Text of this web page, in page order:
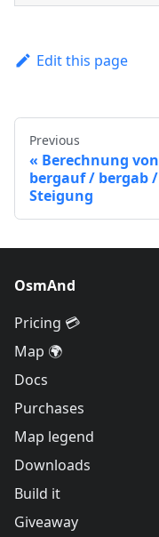
Edit this page
Previous
Berechnung von
bergauf / bergab /
Steigung
OsmAnd
Pricing 💳
Map 🌍
Docs
Purchases
Map legend
Downloads
Build it
Giveaway